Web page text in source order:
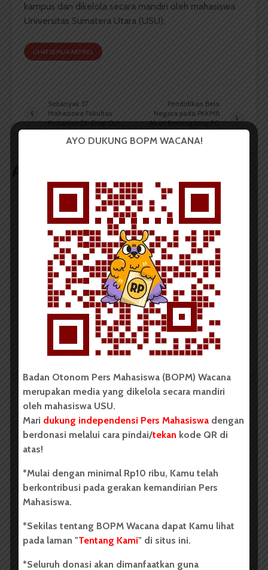
kampus dan dikelola secara mandiri oleh mahasiswa
Universitas Sumatera Utara (USU).
LIHAT SEMUA ARTIKEL
Sebanyak 37
Mahasiswa Fakultas
Pertanian Di-Drop Out
Pendidikan Bela
Negara pada PKKMB
Akan Berlangsung 50
Jam
BERITA KAMPUS
Dua Mahasiswa Sastra Indonesia
USU Raih Juara pada Festival
Literasi Sumatera Utara 2026
Dark Mode | Moda Gelap
Oleh: Iyusarah Pakpahan USU, wacana.org – Dua...
2 menit waktu baca
BERITA KAMPUS
Dua Mahasiswa Etnomusikologi
USU Torehkan Prestasi di
PEKSIMIDA 2026
Dark Mode | Moda Gelap
Redaksi 2 menit waktu baca
AYO DUKUNG BOPM WACANA!
Badan Otonom Pers Mahasiswa (BOPM) Wacana
merupakan media yang dikelola secara mandiri
oleh mahasiswa USU.
Mari dukung independensi Pers Mahasiswa dengan
berdonasi melalui cara pindai/tekan kode QR di
atas!
*Mulai dengan minimal Rp10 ribu, Kamu telah
berkontribusi pada gerakan kemandirian Pers
Mahasiswa.
*Sekilas tentang BOPM Wacana dapat Kamu lihat
pada laman "Tentang Kami" di situs ini.
*Seluruh donasi akan dimanfaatkan guna